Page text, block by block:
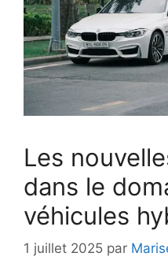
Les
dans le
véhicules
1 juillet 2025 par